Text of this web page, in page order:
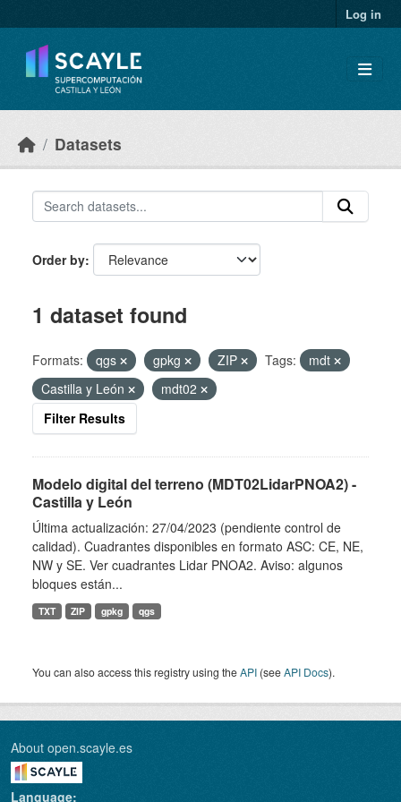
Log in
Datasets
Order by
1 dataset found
Formats: qgs gpkg ZIP Tags:
mdt
Castilla y León
mdt02
Filter Results
Modelo digital del terreno (MDT02LidarPNOA2) -
Castilla y León
Última actualización: 27/04/2023 (pendiente control de
calidad). Cuadrantes disponibles en formato ASC: CE, NE,
NW y SE. Ver cuadrantes Lidar PNOA2. Aviso: algunos
bloques están...
TXT ZIP gpkg qgs
You can also access this registry using theAPI (seeAPI Docs).
About open.scayle.es
Language